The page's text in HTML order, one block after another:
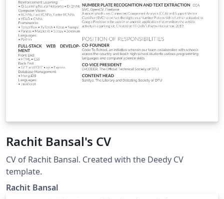
Rachit Bansal's CV
CV of Rachit Bansal. Created with the Deedy CV
template.
Rachit Bansal